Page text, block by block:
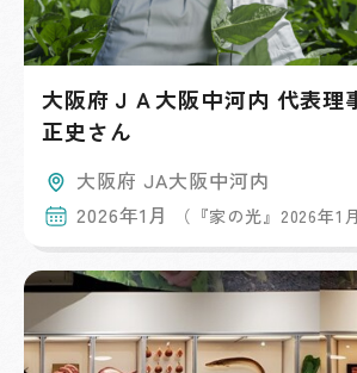
大阪府ＪＡ大阪中河内 代表理
正史さん
大阪府 JA大阪中河内
2026年1月
（『家の光』2026年1